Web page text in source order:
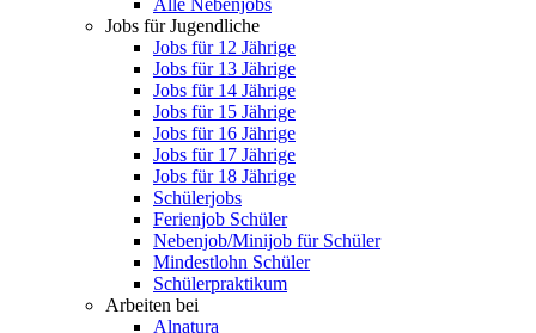
Alle Nebenjobs
Jobs für Jugendliche
Jobs für 12 Jährige
Jobs für 13 Jährige
Jobs für 14 Jährige
Jobs für 15 Jährige
Jobs für 16 Jährige
Jobs für 17 Jährige
Jobs für 18 Jährige
Schülerjobs
Ferienjob Schüler
Nebenjob/Minijob für Schüler
Mindestlohn Schüler
Schülerpraktikum
Arbeiten bei
Alnatura